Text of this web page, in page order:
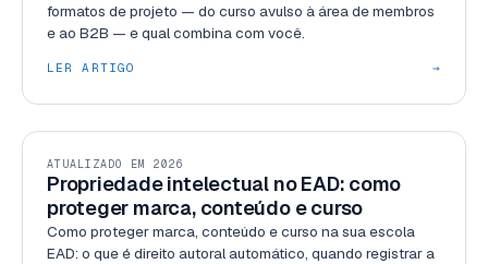
formatos de projeto — do curso avulso à área de membros
e ao B2B — e qual combina com você.
LER ARTIGO →
GESTÃO
ATUALIZADO EM 2026
Propriedade intelectual no EAD: como
proteger marca, conteúdo e curso
Como proteger marca, conteúdo e curso na sua escola
EAD: o que é direito autoral automático, quando registrar a